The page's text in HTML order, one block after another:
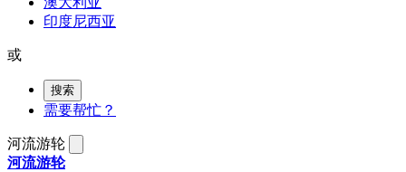
印度尼西亚
或
搜索
需要帮忙？
河流游轮
河流游轮